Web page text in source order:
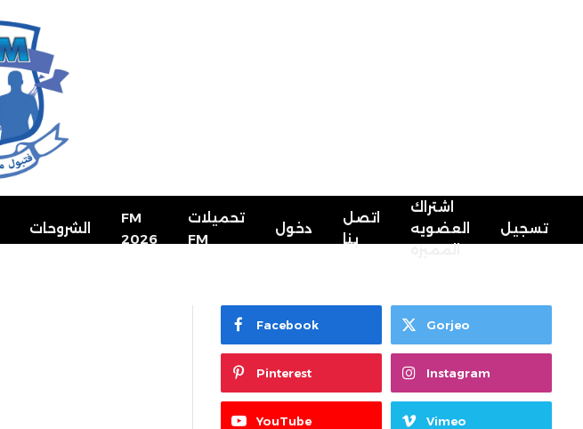
الشروحات
FM
2026
تحميلات
FM
دخول
اتصل
بنا
اشتراك
العضويه
المميزه
تسجيل
Facebook Gorjeo
Pinterest Instagram
YouTube Vimeo